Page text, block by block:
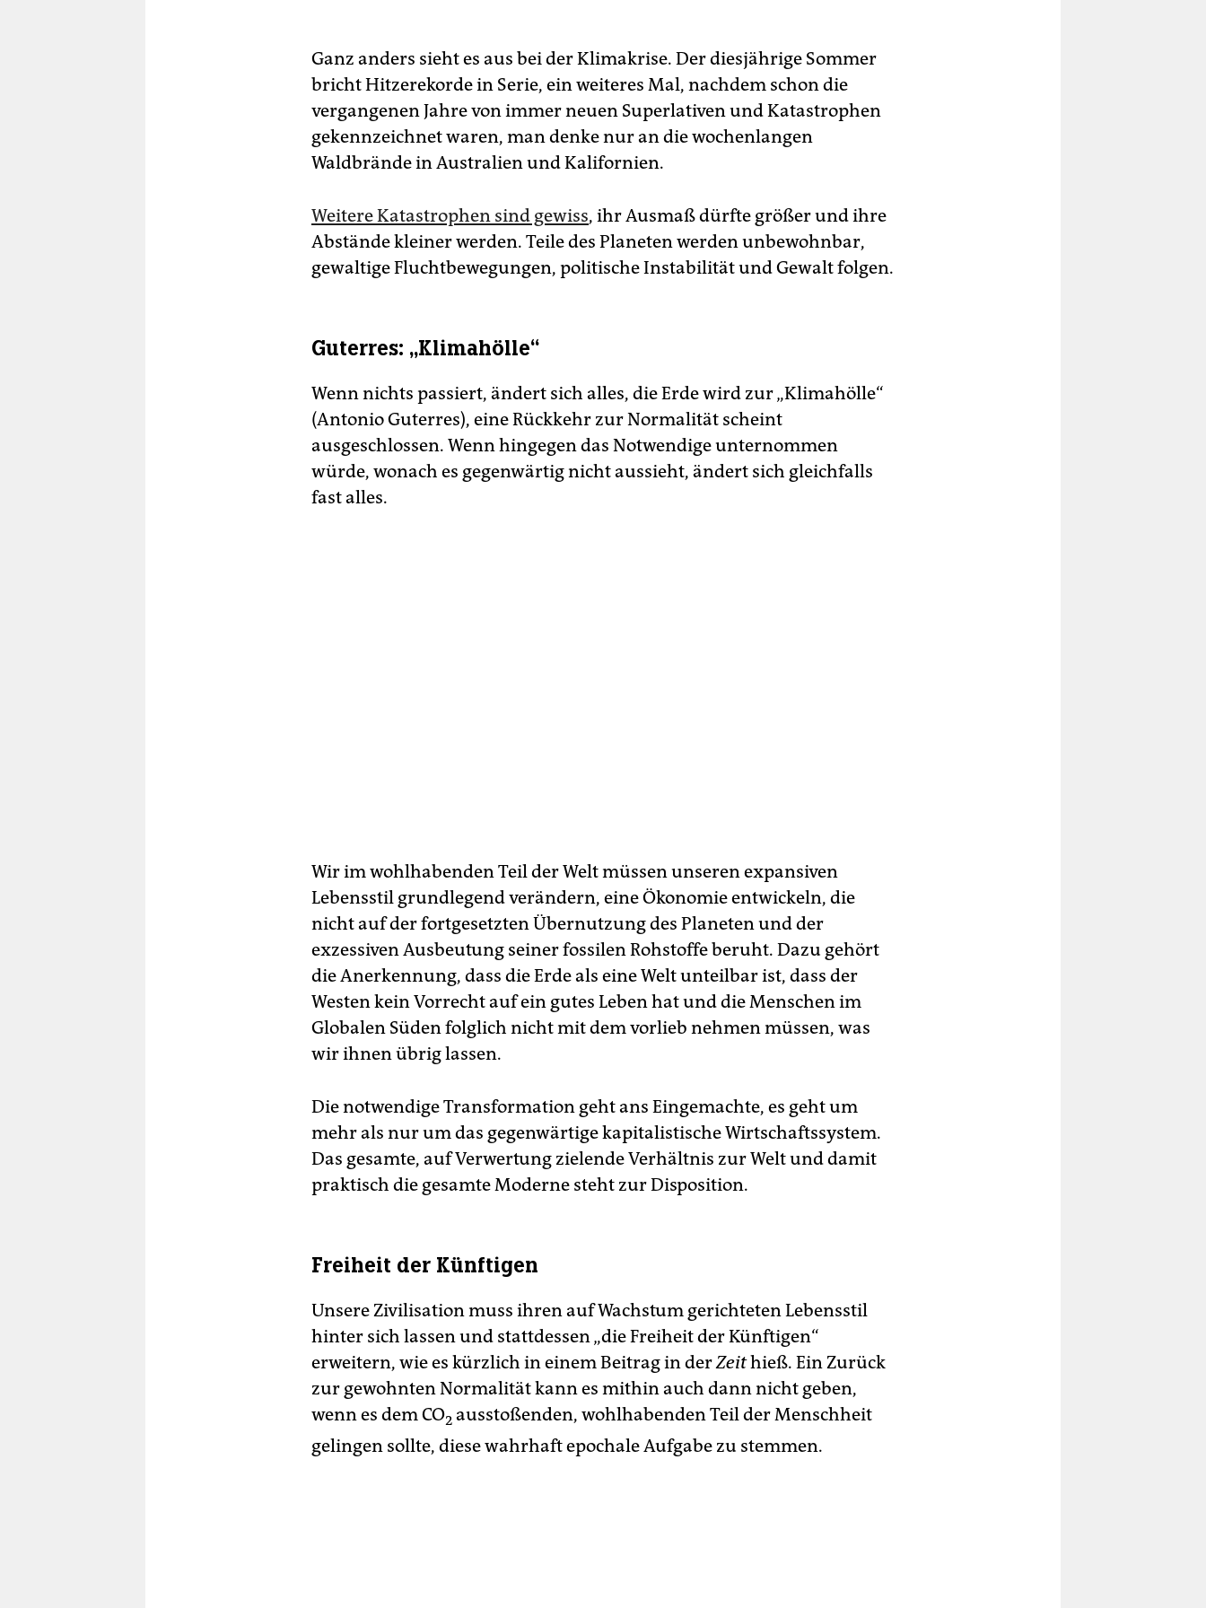
Ganz anders sieht es aus bei der Klimakrise. Der diesjährige Sommer
bricht Hitzerekorde in Serie, ein weiteres Mal, nachdem schon die
vergangenen Jahre von immer neuen Superlativen und Katastrophen
gekennzeichnet waren, man denke nur an die wochenlangen
Waldbrände in Australien und Kalifornien.
Weitere Katastrophen sind gewiss, ihr Ausmaß dürfte größer und ihre
Abstände kleiner werden. Teile des Planeten werden unbewohnbar,
gewaltige Fluchtbewegungen, politische Instabilität und Gewalt folgen.
Guterres: „Klimahölle“
Wenn nichts passiert, ändert sich alles, die Erde wird zur „Klimahölle“
(Antonio Guterres), eine Rückkehr zur Normalität scheint
ausgeschlossen. Wenn hingegen das Notwendige unternommen
würde, wonach es gegenwärtig nicht aussieht, ändert sich gleichfalls
fast alles.
Wir im wohlhabenden Teil der Welt müssen unseren expansiven
Lebensstil grundlegend verändern, eine Ökonomie entwickeln, die
nicht auf der fortgesetzten Übernutzung des Planeten und der
exzessiven Ausbeutung seiner fossilen Rohstoffe beruht. Dazu gehört
die Anerkennung, dass die Erde als eine Welt unteilbar ist, dass der
Westen kein Vorrecht auf ein gutes Leben hat und die Menschen im
Globalen Süden folglich nicht mit dem vorlieb nehmen müssen, was
wir ihnen übrig lassen.
Die notwendige Transformation geht ans Eingemachte, es geht um
mehr als nur um das gegenwärtige kapitalistische Wirtschaftssystem.
Das gesamte, auf Verwertung zielende Verhältnis zur Welt und damit
praktisch die gesamte Moderne steht zur Disposition.
Freiheit der Künftigen
Unsere Zivilisation muss ihren auf Wachstum gerichteten Lebensstil
hinter sich lassen und stattdessen „die Freiheit der Künftigen“
erweitern, wie es kürzlich in einem Beitrag in derZeithieß. Ein Zurück
zur gewohnten Normalität kann es mithin auch dann nicht geben,
wenn es dem CO2 ausstoßenden, wohlhabenden Teil der Menschheit
gelingen sollte, diese wahrhaft epochale Aufgabe zu stemmen.